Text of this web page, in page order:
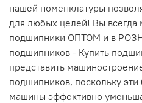
нашей номенклатуры
для любых целей! Вы всегда
подшипники ОПТОМ и в
подшипников - Купить
представить
подшипников, поскольку
машины эффективно